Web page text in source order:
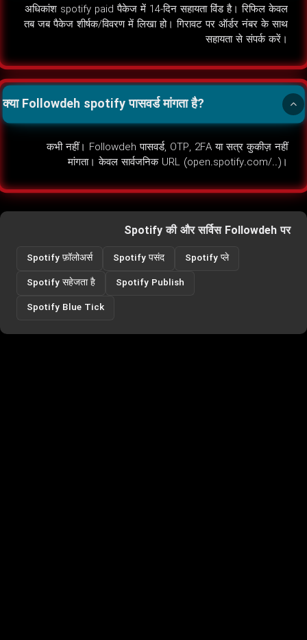
अधिकांश spotify paid पैकेज में 14-दिन सहायता विंंड है। रिफिल केवल
तब जब पैकेज शीर्षक/विवरण में लिखा हो। गिरावट पर ऑर्डर नंबर के साथ
सहायता से संपर्क करें।
क्या Followdeh spotify पासवर्ड मांगता है?
कभी नहीं। Followdeh पासवर्ड, OTP, 2FA या सत्र कुकीज़ नहीं
मांगता। केवल सार्वजनिक URL (open.spotify.com/..)।
Spotify की और सर्विस Followdeh पर
Spotify फ़ॉलोअर्स Spotify पसंद
Spotify प्ले
Spotify सहेजता है
Spotify Publish
Spotify Blue Tick